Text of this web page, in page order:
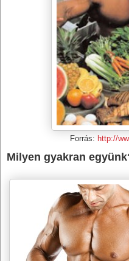
Forrás: http://
Milyen gyakran